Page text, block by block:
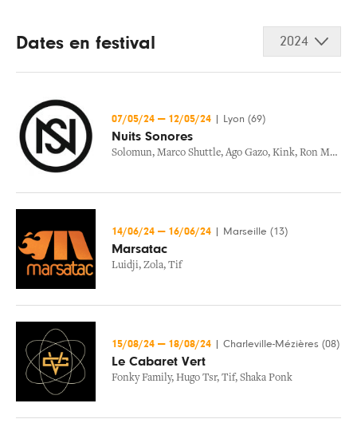
Dates en festival 2024
07/05/24 — 12/05/24 Lyon (69)
Nuits Sonores
Solomun, Marco Shuttle, Ago Gazo, Kink, Ron Morelli
14/06/24 — 16/06/24 Marseille (13)
Marsatac
Luidji, Zola, Tif
15/08/24 — 18/08/24 Charleville-Mézières (08)
Le Cabaret Vert
Fonky Family, Hugo Tsr, Tif, Shaka Ponk